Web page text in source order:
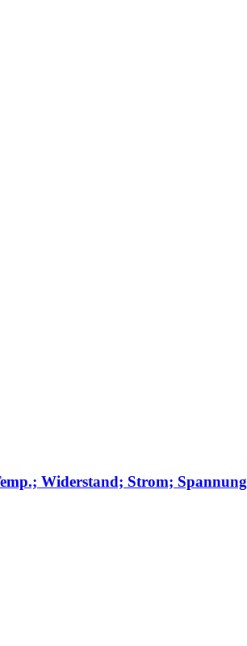
Widerstand; Strom; Spannung